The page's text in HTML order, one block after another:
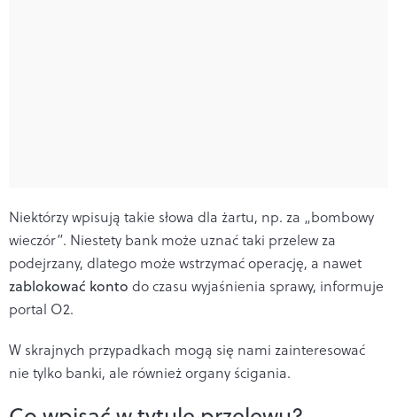
Niektórzy wpisują takie słowa dla żartu, np. za „bombowy
wieczór”. Niestety bank może uznać taki przelew za
podejrzany, dlatego może wstrzymać operację, a nawet
zablokować konto do czasu wyjaśnienia sprawy, informuje
portal O2.
W skrajnych przypadkach mogą się nami zainteresować
nie tylko banki, ale również organy ścigania.